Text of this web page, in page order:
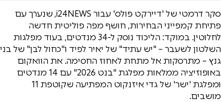
סקר דרמטי של 'דיירקט פולס' עבור i24NEWS, שנערך עם
פתיחת קמפייני הבחירות, חושף מפה פוליטית חדשה
לחלוטין. במוקד: הליכוד נוסק ל-34 מנדטים, בעוד מפלגות
השלטון לשעבר – "יש עתיד" של יאיר לפיד ו"כחול לבן" של בני
גנץ – מתרסקות אל מתחת לאחוז החסימה. את הוואקום
באופוזיציה ממלאות מפלגת "בנט 2026" עם 14 מנדטים
ומפלגת 'ישר' של גדי איזנקוט המפתיעה שקוטפת 11
מושבים.